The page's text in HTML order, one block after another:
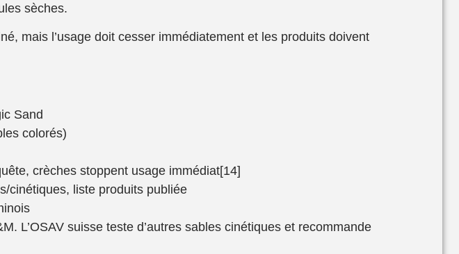
sèches.
mais l’usage doit cesser immédiatement et les produits doivent
Sand
colorés)
crèches stoppent usage immédiat[14]
cinétiques, liste produits publiée
L’OSAV suisse teste d’autres sables cinétiques et recommande